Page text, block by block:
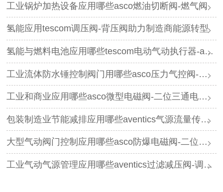
工业锅炉加热设备应用哪些asco燃油切断阀-燃气阀
氢能应用tescom调压阀-背压阀助力制造商能源转型
氢能与燃料电池应用哪些tescom电动气动执行器-asco电磁阀
工业流体防水锤控制阀门用哪些asco压力气控阀-三通阀
工业和商业应用哪些asco微型电磁阀-二位三通电磁阀
包装制造业节能减排应用哪些aventics气源流量传感器-过滤减压阀
大型气动阀门控制应用哪些asco防爆电磁阀-二位五通电磁阀
工业气动气源管理应用哪些aventics过滤减压阀-调压器